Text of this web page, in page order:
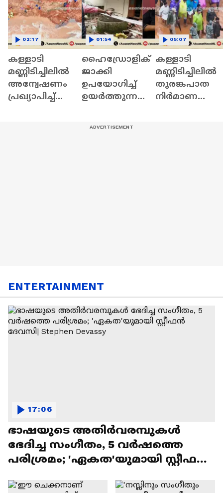
കള്ളാടി
മണ്ണിടിച്ചിലിൽ
അന്വേഷണം
പ്രഖ്യാപിച്ച്
02:17
ഹൈഡ്രോളിക്
ജാക്കി
ഉപയോഗിച്ച്
ഉയർത്തുന്നതി
01:54
കള്ളാടി
മണ്ണിടിച്ചിലിൽ
തുരങ്കപാത
നിർമാണ
05:07
ENTERTAINMENT
ഭാഷയുടെ അതിർവരമ്പുകൾ
ഭേദിച്ച സംഗീതം, 5 വർഷത്തെ
പരിശ്രമം; 'ഏകത'യുമായി സ്റ്റീഫൻ
17:06